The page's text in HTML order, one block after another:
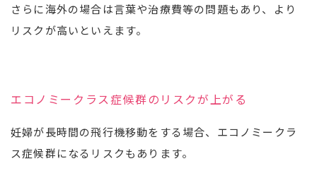
さらに海外の場合は言葉や治療費等の問題もあり、より
リスクが高いといえます。
エコノミークラス症候群のリスクが上がる
妊婦が長時間の飛行機移動をする場合、エコノミークラ
ス症候群になるリスクもあります。